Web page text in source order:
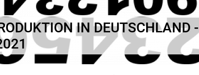
IN DEUTSCHLAND -